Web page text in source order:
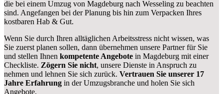
die bei einem Umzug von Magdeburg nach Wesseling zu beachten
sind. Angefangen bei der Planung bis hin zum Verpacken Ihres
kostbaren Hab & Gut.
Wenn Sie durch Ihren alltäglichen Arbeitsstress nicht wissen, was
Sie zuerst planen sollen, dann übernehmen unsere Partner für Sie
und stellen Ihnen kompetente Angebote in Magdeburg mit einer
Checkliste. Zögern Sie nicht, unsere Dienste in Anspruch zu
nehmen und lehnen Sie sich zurück. Vertrauen Sie unserer 17
Jahre Erfahrung in der Umzugsbranche und holen Sie sich
Angebote.